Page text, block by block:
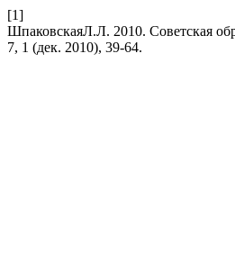
[1]
ШпаковскаяЛ.Л. 2010. Советская
7, 1 (дек. 2010), 39-64.